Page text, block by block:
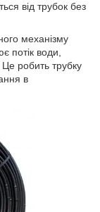
від трубок без
механізму
потік води,
робить трубку
в